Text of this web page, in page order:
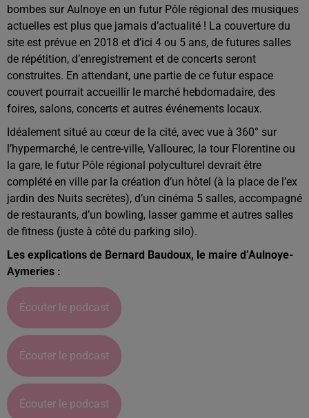
bombes sur Aulnoye en un futur Pôle régional des musiques
actuelles est plus que jamais d’actualité ! La couverture du
site est prévue en 2018 et d’ici 4 ou 5 ans, de futures salles
de répétition, d’enregistrement et de concerts seront
construites. En attendant, une partie de ce futur espace
couvert pourrait accueillir le marché hebdomadaire, des
foires, salons, concerts et autres événements locaux.
Idéalement situé au cœur de la cité, avec vue à 360° sur
l’hypermarché, le centre-ville, Vallourec, la tour Florentine ou
la gare, le futur Pôle régional polyculturel devrait être
complété en ville par la création d’un hôtel (à la place de l’ex
jardin des Nuits secrètes), d’un cinéma 5 salles, accompagné
de restaurants, d’un bowling, lasser gamme et autres salles
de fitness (juste à côté du parking silo).
Les explications de Bernard Baudoux, le maire d’Aulnoye-
Aymeries :
Écouter le podcast
Écouter le podcast
Écouter le podcast